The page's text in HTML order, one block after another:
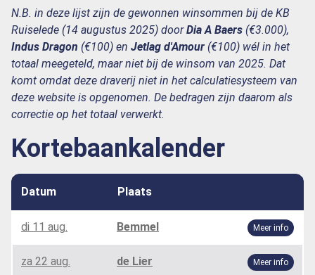
N.B. in deze lijst zijn de gewonnen winsommen bij de KB
Ruiselede (14 augustus 2025) doorDia A Baers (€3.000),
Indus Dragon (€100) en Jetlag d'Amour (€100) wél in het
totaal meegeteld, maar niet bij de winsom van 2025. Dat
komt omdat deze draverij niet in het calculatiesysteem van
deze website is opgenomen. De bedragen zijn daarom als
correctie op het totaal verwerkt.
Kortebaankalender
Datum Plaats
di 11 aug. Bemmel Meer info
za 22 aug. de Lier Meer info